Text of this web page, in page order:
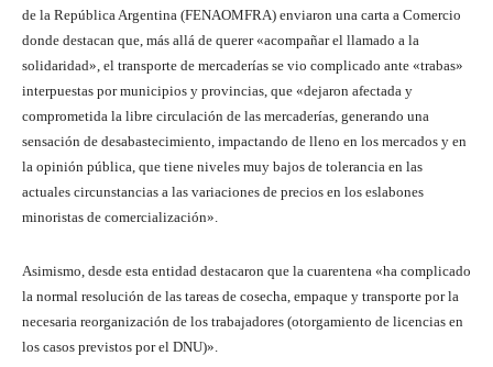
de la República Argentina (FENAOMFRA) enviaron una carta a Comercio
donde destacan que, más allá de querer «acompañar el llamado a la
solidaridad», el transporte de mercaderías se vio complicado ante «trabas»
interpuestas por municipios y provincias, que «dejaron afectada y
comprometida la libre circulación de las mercaderías, generando una
sensación de desabastecimiento, impactando de lleno en los mercados y en
la opinión pública, que tiene niveles muy bajos de tolerancia en las
actuales circunstancias a las variaciones de precios en los eslabones
minoristas de comercialización».
Asimismo, desde esta entidad destacaron que la cuarentena «ha complicado
la normal resolución de las tareas de cosecha, empaque y transporte por la
necesaria reorganización de los trabajadores (otorgamiento de licencias en
los casos previstos por el DNU)».